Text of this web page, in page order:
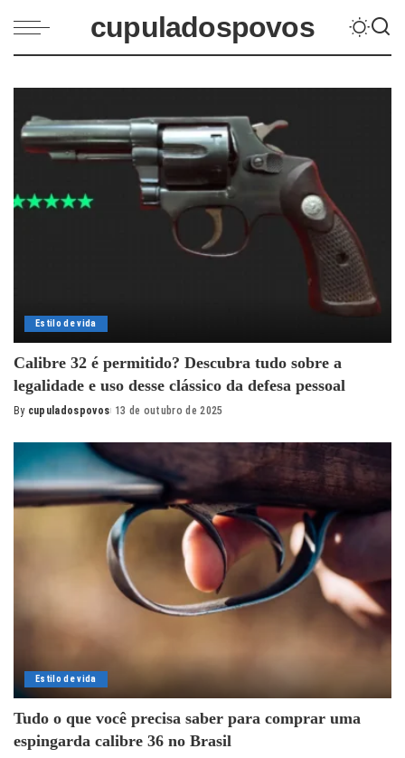
cupuladospovos
Estilo de vida
Calibre 32 é permitido? Descubra tudo sobre a
legalidade e uso desse clássico da defesa pessoal
Posted
By cupuladospovos 13 de outubro de 2025
Estilo de vida
Tudo o que você precisa saber para comprar uma
espingarda calibre 36 no Brasil